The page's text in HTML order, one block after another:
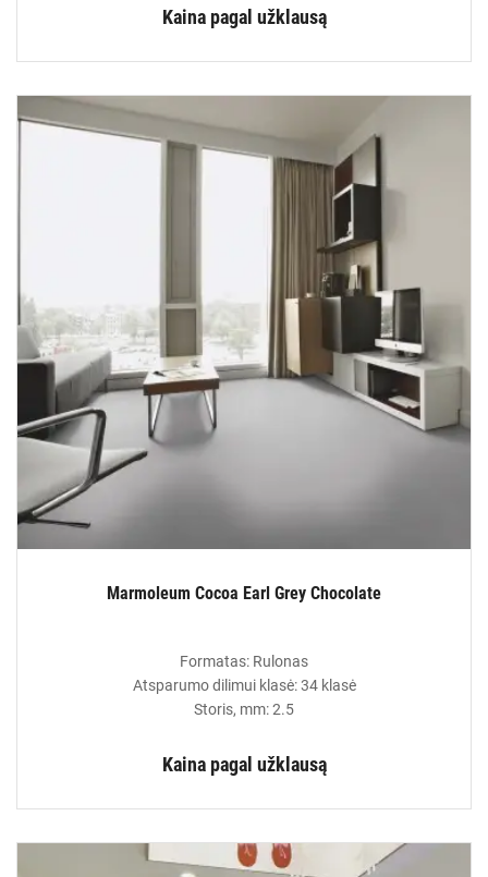
Kaina pagal užklausą
Marmoleum Cocoa Earl Grey Chocolate
Formatas: Rulonas
Atsparumo dilimui klasė: 34 klasė
Storis, mm: 2.5
Kaina pagal užklausą